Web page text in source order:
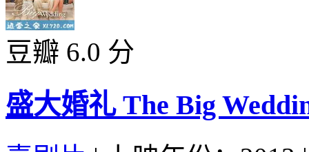
豆瓣 6.0 分
盛大婚礼 The Big